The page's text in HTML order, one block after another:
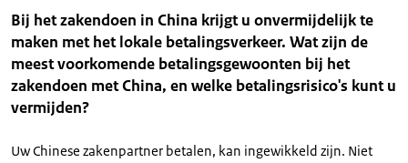
Bij het zakendoen in China krijgt u onvermijdelijk te
maken met het lokale betalingsverkeer. Wat zijn de
meest voorkomende betalingsgewoonten bij het
zakendoen met China, en welke betalingsrisico's kunt u
vermijden?
Uw Chinese zakenpartner betalen, kan ingewikkeld zijn. Niet